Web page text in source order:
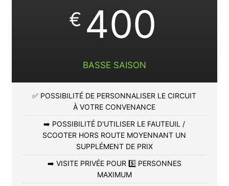
€ 400
BASSE SAISON
✅ POSSIBILITÉ DE PERSONNALISER LE CIRCUIT
À VOTRE CONVENANCE
➡️ POSSIBILITÉ D'UTILISER LE FAUTEUIL /
SCOOTER HORS ROUTE MOYENNANT UN
SUPPLÉMENT DE PRIX
➡️ VISITE PRIVÉE POUR 5️⃣ PERSONNES
MAXIMUM